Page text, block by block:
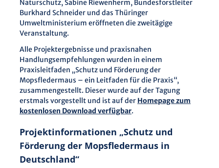
Naturschutz, Sabine Riewenherm, Bundesforstleiter
Burkhard Schneider und das Thüringer
Umweltministerium eröffneten die zweitägige
Veranstaltung.
Alle Projektergebnisse und praxisnahen
Handlungsempfehlungen wurden in einem
Praxisleitfaden „Schutz und Förderung der
Mopsfledermaus – ein Leitfaden für die Praxis“,
zusammengestellt. Dieser wurde auf der Tagung
erstmals vorgestellt und ist auf der Homepage zum
kostenlosen Download verfügbar.
Projektinformationen „Schutz und
Förderung der Mopsfledermaus in
Deutschland“